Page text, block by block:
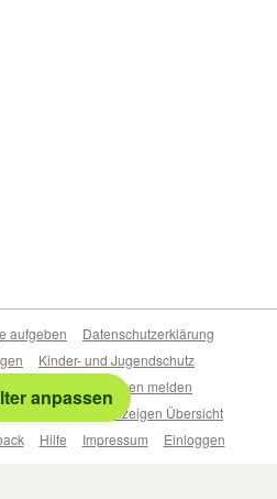
anpassen
aufgeben
Datenschutzerklärung
Kinder- und Jugendschutz
Sicherheitslücken melden
Beliebte Suchen
Anzeigen Übersicht
Hilfe Impressum Einloggen